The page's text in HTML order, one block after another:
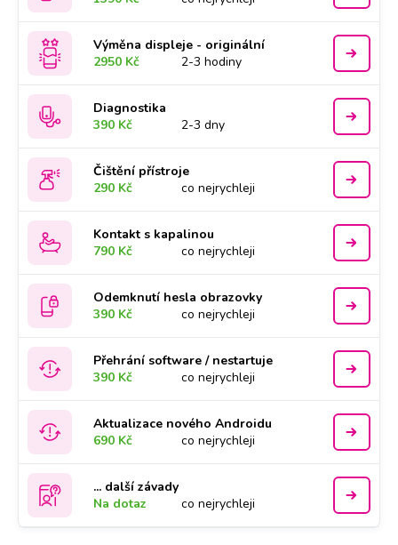
Výměna displeje - originální
2950 Kč
2-3 hodiny
Diagnostika
390 Kč
2-3 dny
Čištění přístroje
290 Kč
co nejrychleji
Kontakt s kapalinou
790 Kč
co nejrychleji
Odemknutí hesla obrazovky
390 Kč
co nejrychleji
Přehrání software / nestartuje
390 Kč
co nejrychleji
Aktualizace nového Androidu
690 Kč
co nejrychleji
... další závady
Na dotaz
co nejrychleji